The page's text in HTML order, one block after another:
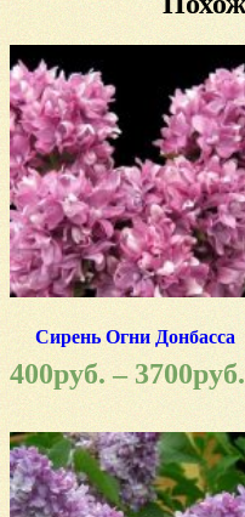
Сирень Огни Донбасса
400руб. – 3700руб.